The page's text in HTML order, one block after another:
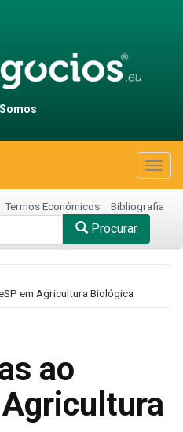
Termos Económicos Bibliografia
Procurar
em Agricultura Biológica
ao